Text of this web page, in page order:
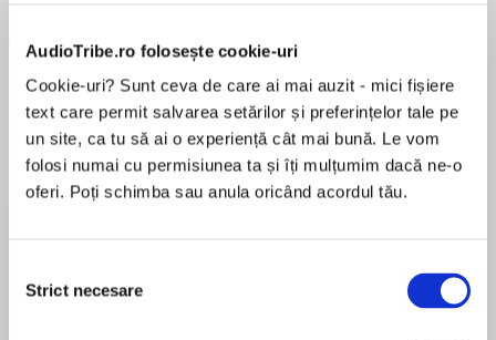
AudioTribe.ro folosește cookie-uri
Cookie-uri? Sunt ceva de care ai mai auzit - mici fișiere
text care permit salvarea setărilor și preferințelor tale pe
un site, ca tu să ai o experiență cât mai bună. Le vom
folosi numai cu permisiunea ta și îți mulțumim dacă ne-o
oferi. Poți schimba sau anula oricând acordul tău.
consimțământului
Strict necesare
Elita de Argint (Elita
de...
Dani Francis
Diavolul se îmbracă de
la...
Lauren Weisberger Sohn Won-pyung